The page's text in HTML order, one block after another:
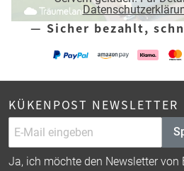
— Sicher bezahlt,
KÜKENPOST NEWSLETTER
Ja, ich möchte den Newsletter von